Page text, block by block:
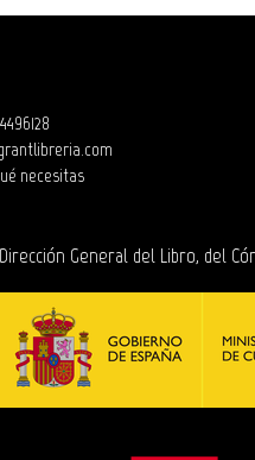
necesitas
General del Libro, del